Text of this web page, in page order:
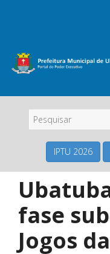
IPTU 2026
fase
Jogos